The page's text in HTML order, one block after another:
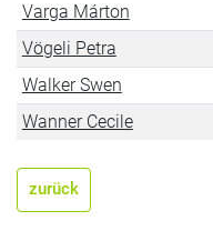
Varga Márton
Vögeli Petra
Walker Swen
Wanner Cecile
zurück